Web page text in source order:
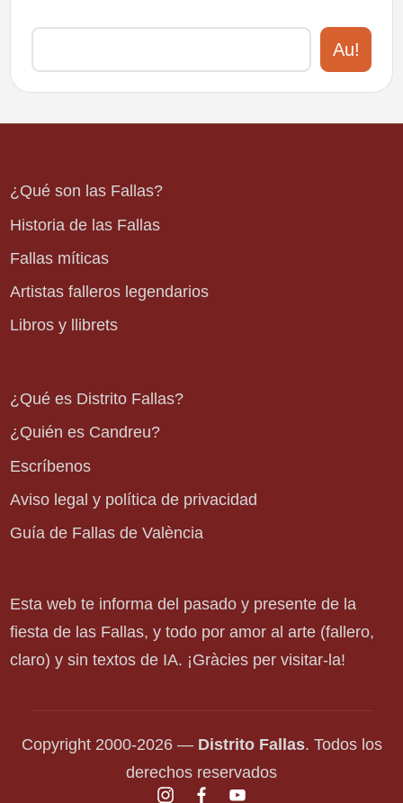
Au!
¿Qué son las Fallas?
Historia de las Fallas
Fallas míticas
Artistas falleros legendarios
Libros y llibrets
¿Qué es Distrito Fallas?
¿Quién es Candreu?
Escríbenos
Aviso legal y política de privacidad
Guía de Fallas de València
Esta web te informa del pasado y presente de la
fiesta de las Fallas, y todo por amor al arte (fallero,
claro) y sin textos de IA. ¡Gràcies per visitar-la!
Copyright 2000-2026 — Distrito Fallas. Todos los
derechos reservados